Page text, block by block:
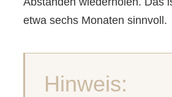
etwa sechs Monaten sinnvoll.
Hinweis: